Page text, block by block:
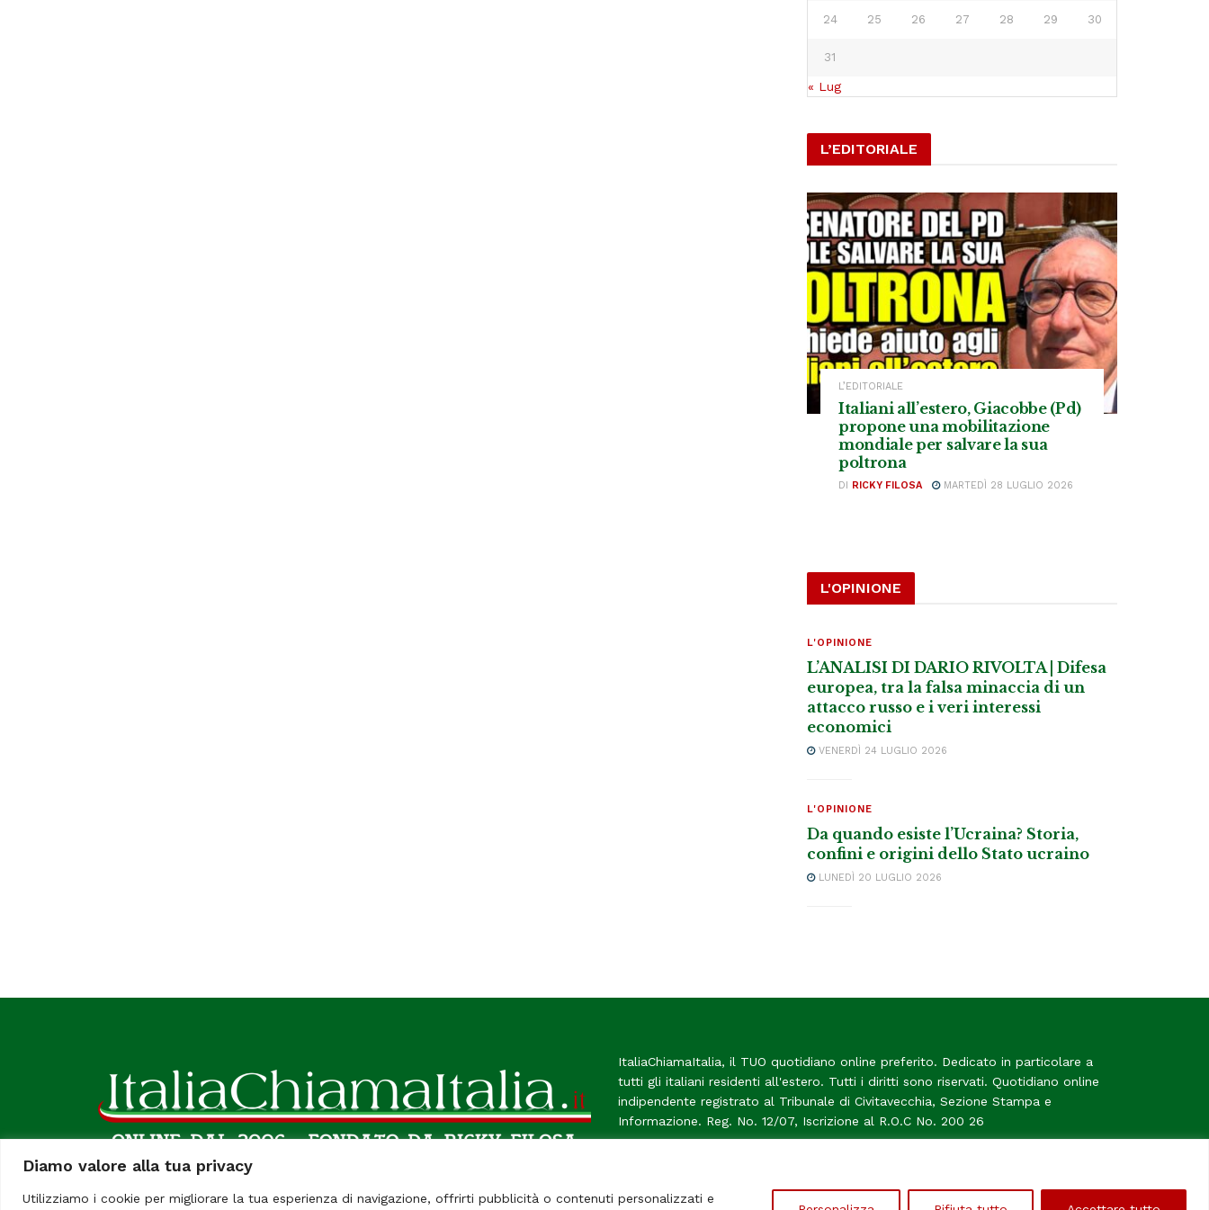
Diamo valore alla tua privacy
Utilizziamo i cookie per migliorare la tua esperienza di navigazione, offrirti pubblicità o contenuti personalizzati e
24 25 26 27 28 29 30
31
« Lug
L’EDITORIALE
L’EDITORIALE
Italiani all’estero, Giacobbe (Pd)
propone una mobilitazione
mondiale per salvare la sua
poltrona
DI RICKY FILOSA MARTEDÌ 28 LUGLIO 2026
L'OPINIONE
L'OPINIONE
L’ANALISI DI DARIO RIVOLTA | Difesa
europea, tra la falsa minaccia di un
attacco russo e i veri interessi
economici
VENERDÌ 24 LUGLIO 2026
L'OPINIONE
Da quando esiste l’Ucraina? Storia,
confini e origini dello Stato ucraino
LUNEDÌ 20 LUGLIO 2026
ItaliaChiamaItalia, il TUO quotidiano online preferito. Dedicato in particolare a
tutti gli italiani residenti all'estero. Tutti i diritti sono riservati. Quotidiano online
indipendente registrato al Tribunale di Civitavecchia, Sezione Stampa e
Informazione. Reg. No. 12/07, Iscrizione al R.O.C No. 200 26